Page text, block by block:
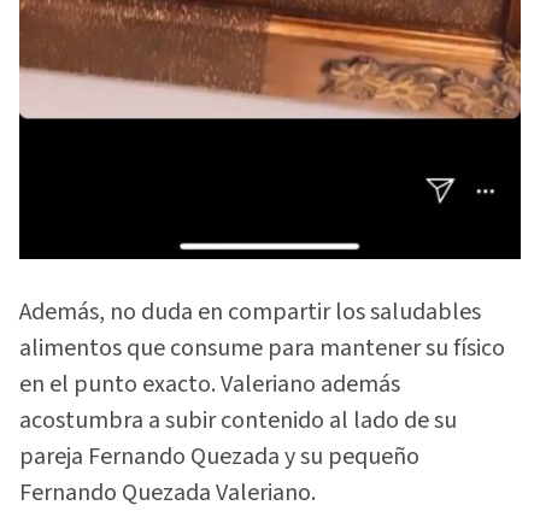
Además, no duda en compartir los saludables
alimentos que consume para mantener su físico
en el punto exacto. Valeriano además
acostumbra a subir contenido al lado de su
pareja Fernando Quezada y su pequeño
Fernando Quezada Valeriano.